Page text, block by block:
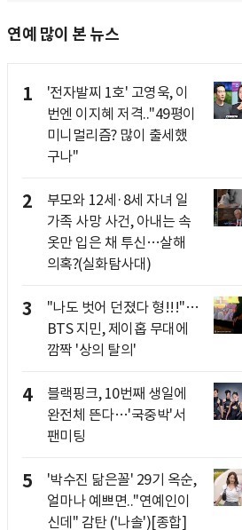
연예 많이 본 뉴스
1
'전자발찌 1호' 고영욱, 이
번엔 이지혜 저격.."49평이
미니멀리즘? 많이 출세했
구나"
2
부모와 12세·8세 자녀 일
가족 사망 사건, 아내는 속
옷만 입은 채 투신…살해
의혹?(실화탐사대)
3
"나도 벗어 던졌다 형!!!"…
BTS 지민, 제이홉 무대에
깜짝 '상의 탈의'
4
블랙핑크, 10번째 생일에
완전체 뜬다…'국중박'서
팬미팅
5
'박수진 닮은꼴' 29기 옥순,
얼마나 예쁘면.."연예인이
신데" 감탄 ('나솔')[종합]